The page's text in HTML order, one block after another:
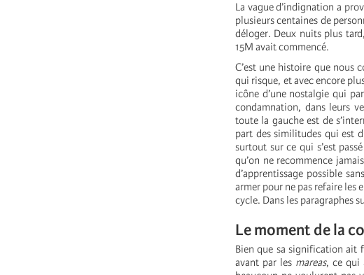
La vague d’indignation a
plusieurs centaines de
déloger. Deux nuits plus
15M avait commencé.
C’est une histoire que nous
qui risque, et avec encore
icône d’une nostalgie qui
condamnation, dans leurs
toute la gauche est de
part des similitudes qui est
surtout sur ce qui s’est
qu’on ne recommence
d’apprentissage possible
armer pour ne pas refaire les
cycle. Dans les paragraphes
Le moment de la
Bien que sa signification ait
avant par les mareas, ce qui